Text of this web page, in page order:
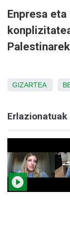
Enpresa
GIZARTEA
Erlazionatuak